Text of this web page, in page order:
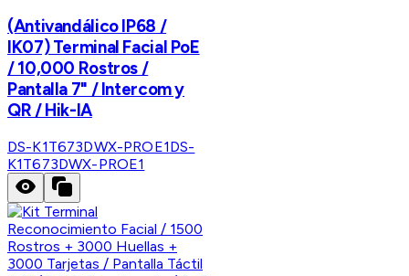
(Antivandálico IP68 /
IK07) Terminal Facial PoE
/ 10,000 Rostros /
Pantalla 7" / Intercom y
QR / Hik-IA
DS-K1T673DWX-PROE1DS-
K1T673DWX-PROE1